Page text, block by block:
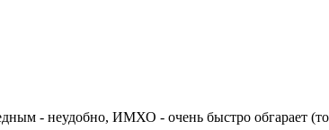
- неудобно, ИМХО - очень быстро обгарает